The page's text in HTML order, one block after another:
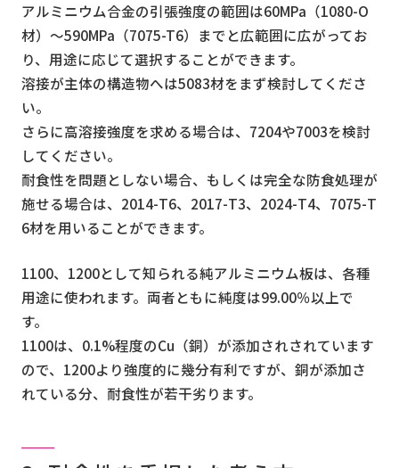
アルミニウム合金の引張強度の範囲は60MPa（1080-O
材）～590MPa（7075-T6）までと広範囲に広がってお
り、用途に応じて選択することができます。
溶接が主体の構造物へは5083材をまず検討してくださ
い。
さらに高溶接強度を求める場合は、7204や7003を検討
してください。
耐食性を問題としない場合、もしくは完全な防食処理が
施せる場合は、2014-T6、2017-T3、2024-T4、7075-T
6材を用いることができます。
1100、1200として知られる純アルミニウム板は、各種
用途に使われます。両者ともに純度は99.00％以上で
す。
1100は、0.1%程度のCu（銅）が添加されされています
ので、1200より強度的に幾分有利ですが、銅が添加さ
れている分、耐食性が若干劣ります。